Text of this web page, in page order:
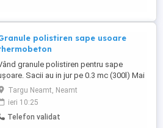
polistiren sape usoare
granule polistiren pentru sape
Sacii au in jur pe 0.3 mc (300l) Mai
detalii la telefon.
Targu Neamt, Neamt
ieri 10:25
Telefon validat